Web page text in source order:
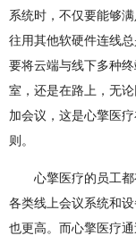
系统时，不仅要能够
往用其他软硬件连线
要将云端与线下多种
室，还是在路上，无
加会议，这是心擎医
则。
心擎医疗的员工
各类线上会议系统和
也更高。而心擎医疗